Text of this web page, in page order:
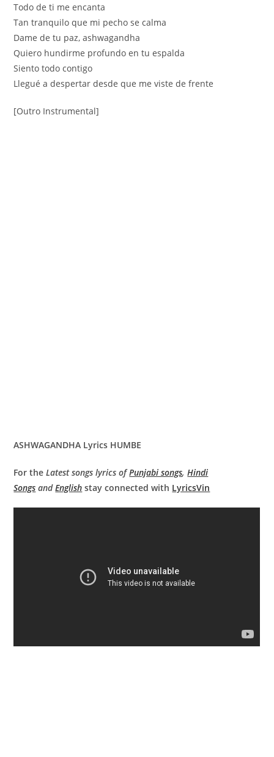
Todo de ti me encanta
Tan tranquilo que mi pecho se calma
Dame de tu paz, ashwagandha
Quiero hundirme profundo en tu espalda
Siento todo contigo
Llegué a despertar desde que me viste de frente
[Outro Instrumental]
ASHWAGANDHA Lyrics HUMBE
For theLatest songs lyrics ofPunjabi songs,Hindi
Songs andEnglish stay connected with LyricsVin